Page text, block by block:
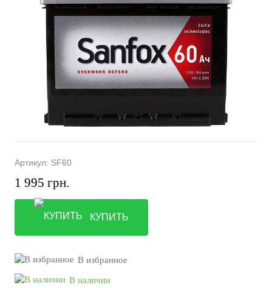
Артикул: SF60
1 995 грн.
КУПИТЬ
В избранное
В наличии